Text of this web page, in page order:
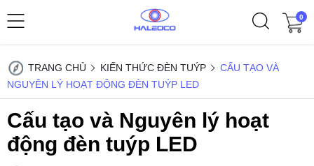
0
TRANG CHỦ KIẾN THỨC ĐÈN TUÝP
CẤU TẠO VÀ
NGUYÊN LÝ HOẠT ĐỘNG ĐÈN TUÝP LED
Cấu tạo và Nguyên lý hoạt
động đèn tuýp LED